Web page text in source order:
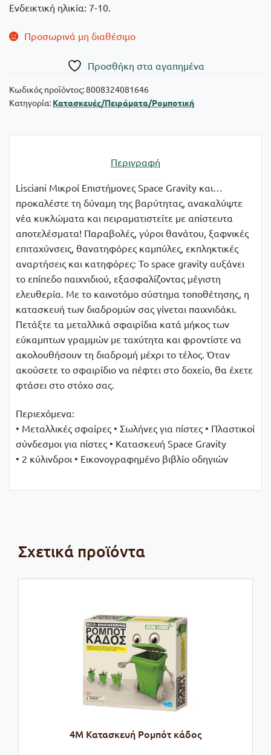
Ενδεικτική ηλικία: 7-10.
Προσωρινά μη διαθέσιμο
Πρoσθήκη στα αγαπημένα
Κωδικός προϊόντος:8008324081646
Κατηγορία: Κατασκευές/Πειράματα/Ρομποτική
Περιγραφή
Lisciani Μικροί Επιστήμονες Space Gravity και…
προκαλέστε τη δύναμη της βαρύτητας, ανακαλύψτε
νέα κυκλώματα και πειραματιστείτε με απίστευτα
αποτελέσματα! Παραβολές, γύροι θανάτου, ξαφνικές
επιταχύνσεις, θανατηφόρες καμπύλες, εκπληκτικές
αναρτήσεις και κατηφόρες: Το space gravity αυξάνει
το επίπεδο παιχνιδιού, εξασφαλίζοντας μέγιστη
ελευθερία. Με το καινοτόμο σύστημα τοποθέτησης, η
κατασκευή των διαδρομών σας γίνεται παιχνιδάκι.
Πετάξτε τα μεταλλικά σφαιρίδια κατά μήκος των
εύκαμπτων γραμμών με ταχύτητα και φροντίστε να
ακολουθήσουν τη διαδρομή μέχρι το τέλος. Όταν
ακούσετε το σφαιρίδιο να πέφτει στο δοχείο, θα έχετε
φτάσει στο στόχο σας.
Περιεχόμενα:
• Μεταλλικές σφαίρες • Σωλήνες για πίστες • Πλαστικοί
σύνδεσμοι για πίστες • Κατασκευή Space Gravity
• 2 κύλινδροι • Εικονογραφημένο βιβλίο οδηγιών
Σχετικά προϊόντα
4Μ Κατασκευή Ρομπότ κάδος